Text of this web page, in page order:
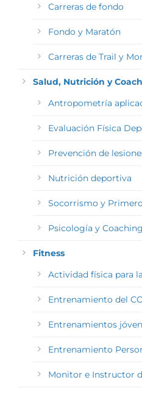
Carreras de fondo
Fondo y Maratón
Carreras de Trail y
Salud, Nutrición y
Antropometría
Evaluación Física
Prevención de
Nutrición deportiva
Socorrismo y
Psicología y
Fitness
Actividad física para
Entrenamiento del
Entrenamientos
Entrenamiento
Monitor e Instructor